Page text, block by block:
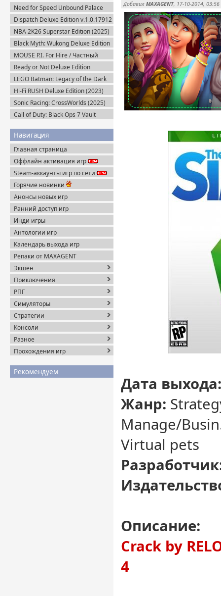
Need for Speed Unbound Palace
Edition (2022) Origin-Rip
Dispatch Deluxe Edition v.1.0.17912
+ DLC (2025) Пиратка
NBA 2K26 Superstar Edition (2025)
Steam-Rip
Black Myth: Wukong Deluxe Edition
(2024) Portable
MOUSE P.I. For Hire / Частный
детектив МАУС v.1.2.2 (2026)
Пиратка
Ready or Not Deluxe Edition
v.117216 + Все DLC (2023)
Пиратка
LEGO Batman: Legacy of the Dark
Knight / ЛЕГО Бэтмен: Наследие
Тёмного Рыцаря (2026) Portable
Hi-Fi RUSH Deluxe Edition (2023)
Пиратка
Sonic Racing: CrossWorlds (2025)
Steam-Rip
Call of Duty: Black Ops 7 Vault
Навигация
Главная страница
Оффлайн активация игр
Steam-аккаунты игр по сети
Горячие новинки
Анонсы новых игр
Ранний доступ игр
Инди игры
Антологии игр
Календарь выхода игр
Репаки от MAXAGENT
Экшен
Приключения
РПГ
Симуляторы
Стратегии
Консоли
Разное
Прохождения игр
Рекомендуем
Добавил MAXAGENT, 17-10-2014, 03:56
Дата
Жанр:
Manage/
Virtual pets
Описание:
Crack by
4